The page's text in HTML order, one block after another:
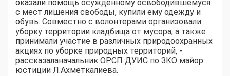
оказали помощь осужденному освободившемуся
с мест лишения свободы, купили ему одежду и
обувь. Совместно с волонтерами организовали
уборку территории кладбища от мусора, а также
принимали участие в различных природоохранных
акциях по уборке природных территорий, -
рассказаланачальник ОРСП ДУИС по ЗКО майор
юстиции Л.Ахметкалиева.